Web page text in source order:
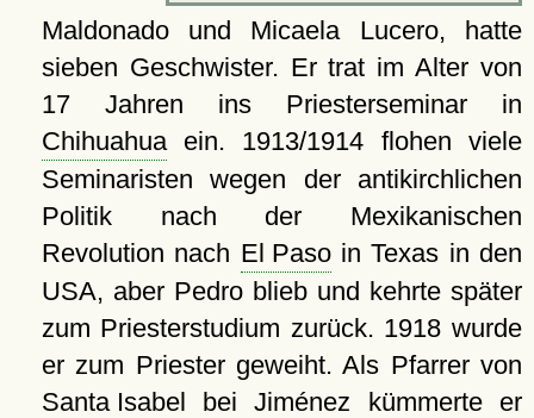
Maldonado und Micaela Lucero, hatte
sieben Geschwister. Er trat im Alter von
17 Jahren ins Priesterseminar in
Chihuahuaein. 1913/1914 flohen viele
Seminaristen wegen der antikirchlichen
Politik nach der Mexikanischen
Revolution nach El Pasoin Texas in den
USA, aber Pedro blieb und kehrte später
zum Priesterstudium zurück. 1918 wurde
er zum Priester geweiht. Als Pfarrer von
Santa Isabel bei Jiménez kümmerte er